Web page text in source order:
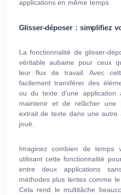
applications en même temps.
Glisser-déposer : simplifiez
La fonctionnalité de glisser-
véritable aubaine pour ceux
leur flux de travail. Avec
facilement transférer des
ou du texte d'une
maintenir et de relâcher
extrait de texte dans une
joué.
Imaginez combien de temps
utilisant cette fonctionnalité
entre deux applications
méthodes plus lentes comme
Cela rend le multitâche